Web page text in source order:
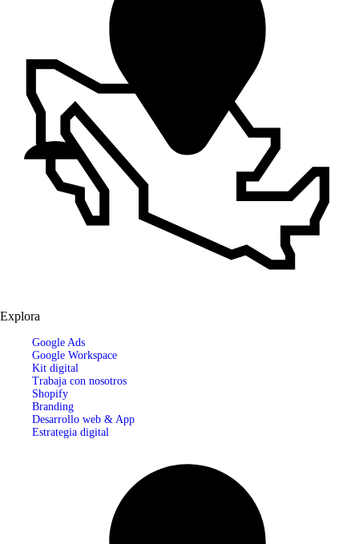
Explora
Google Ads
Google Workspace
Kit digital
Trabaja con nosotros
Shopify
Branding
Desarrollo web & App
Estrategia digital